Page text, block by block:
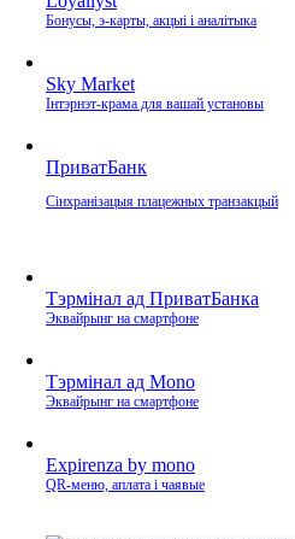
Бонусы, э‑карты, акцыі і аналітыка
Sky Market
Інтэрнэт‑крама для вашай установы
ПриватБанк
Сінхранізацыя плацежных транзакцый
Тэрмінал ад ПриватБанка
Эквайрынг на смартфоне
Тэрмінал ад Mono
Эквайрынг на смартфоне
Expirenza by mono
QR‑меню, аплата і чаявые